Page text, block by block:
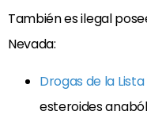
También es ilegal
Nevada:
Drogas de la Lista
esteroides